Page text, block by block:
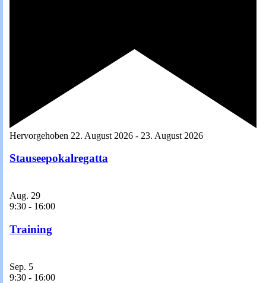
Hervorgehoben 22. August 2026 - 23. August 2026
Stauseepokalregatta
Aug. 29
9:30 - 16:00
Training
Sep. 5
9:30 - 16:00